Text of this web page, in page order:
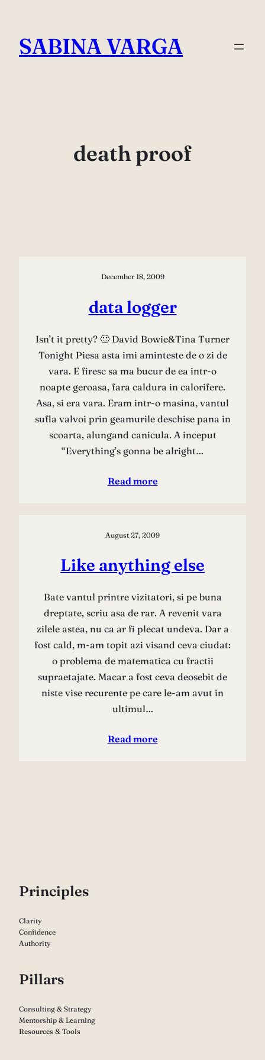
content
SABINA VARGA
death proof
December 18, 2009
data logger
Isn’t it pretty? 🙂 David Bowie&Tina Turner
Tonight Piesa asta imi aminteste de o zi de
vara. E firesc sa ma bucur de ea intr-o
noapte geroasa, fara caldura in calorifere.
Asa, si era vara. Eram intr-o masina, vantul
sufla valvoi prin geamurile deschise pana in
scoarta, alungand canicula. A inceput
“Everything’s gonna be alright…
Read more
August 27, 2009
Like anything else
Bate vantul printre vizitatori, si pe buna
dreptate, scriu asa de rar. A revenit vara
zilele astea, nu ca ar fi plecat undeva. Dar a
fost cald, m-am topit azi visand ceva ciudat:
o problema de matematica cu fractii
supraetajate. Macar a fost ceva deosebit de
niste vise recurente pe care le-am avut in
ultimul…
Read more
Principles
Clarity
Confidence
Authority
Pillars
Consulting & Strategy
Mentorship & Learning
Resources & Tools